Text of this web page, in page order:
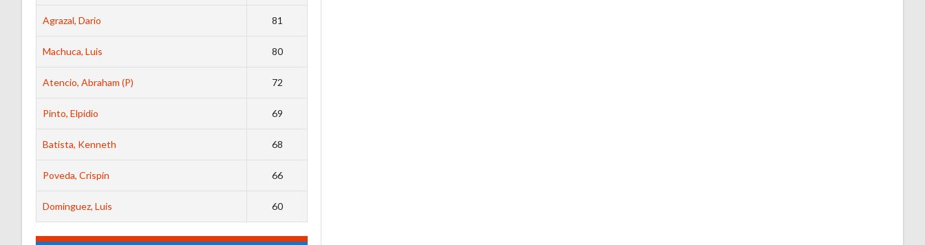
Agrazal, Dario 81
Machuca, Luis 80
Atencio, Abraham (P) 72
Pinto, Elpidio 69
Batista, Kenneth 68
Poveda, Crispín 66
Dominguez, Luis 60